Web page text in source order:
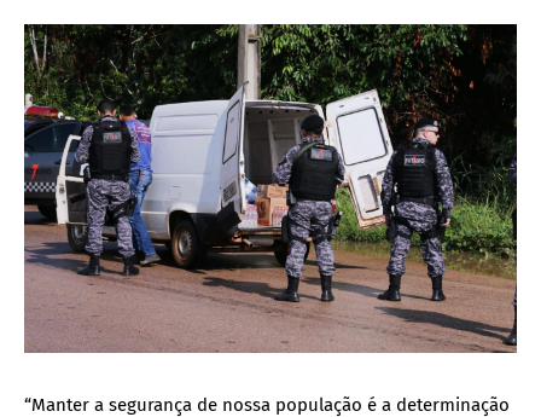
“Manter a segurança de nossa população é a determinação